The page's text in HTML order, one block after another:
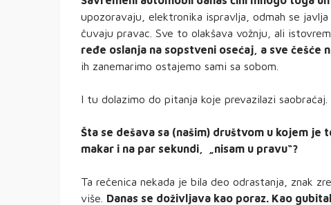
upozoravaju, elektronika ispravlja, odmah se
čuvaju pravac. Sve to olakšava vožnju, ali
ređe oslanja na sopstveni osećaj, a sve češće
ih zanemarimo ostajemo sami sa sobom.
I tu dolazimo do pitanja koje prevazilazi saobraćaj.
Šta se dešava sa (našim) društvom u kojem je
makar i na par sekundi, „nisam u pravu“?
Ta rečenica nekada je bila deo odrastanja, znak
više. Danas se doživljava kao poraz. Kao